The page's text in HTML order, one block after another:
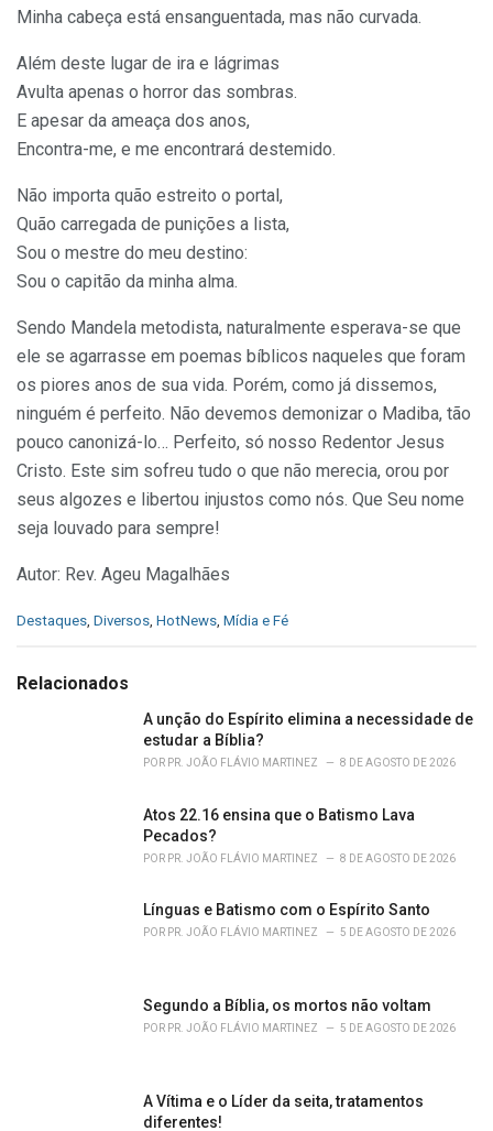
Minha cabeça está ensanguentada, mas não curvada.
Além deste lugar de ira e lágrimas
Avulta apenas o horror das sombras.
E apesar da ameaça dos anos,
Encontra-me, e me encontrará destemido.
Não importa quão estreito o portal,
Quão carregada de punições a lista,
Sou o mestre do meu destino:
Sou o capitão da minha alma.
Sendo Mandela metodista, naturalmente esperava-se que
ele se agarrasse em poemas bíblicos naqueles que foram
os piores anos de sua vida. Porém, como já dissemos,
ninguém é perfeito. Não devemos demonizar o Madiba, tão
pouco canonizá-lo… Perfeito, só nosso Redentor Jesus
Cristo. Este sim sofreu tudo o que não merecia, orou por
seus algozes e libertou injustos como nós. Que Seu nome
seja louvado para sempre!
Autor: Rev. Ageu Magalhães
C
e
Destaques Diversos HotNews Mídia e Fé
Relacionados
A unção do Espírito elimina a necessidade de
estudar a Bíblia?
POR PR. JOÃO FLÁVIO MARTINEZ 8 DE AGOSTO DE 2026
Atos 22.16 ensina que o Batismo Lava
Pecados?
POR PR. JOÃO FLÁVIO MARTINEZ 8 DE AGOSTO DE 2026
Línguas e Batismo com o Espírito Santo
POR PR. JOÃO FLÁVIO MARTINEZ 5 DE AGOSTO DE 2026
Segundo a Bíblia, os mortos não voltam
POR PR. JOÃO FLÁVIO MARTINEZ 5 DE AGOSTO DE 2026
A Vítima e o Líder da seita, tratamentos
diferentes!